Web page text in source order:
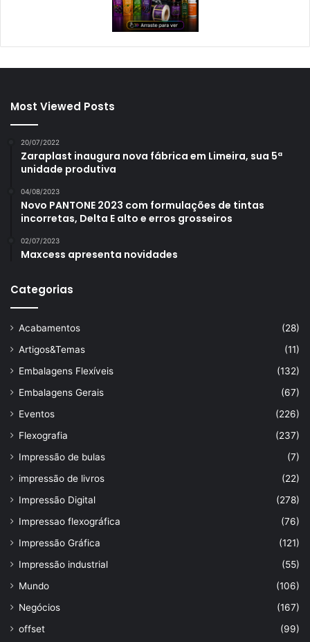
Most Viewed Posts
20/07/2022
Zaraplast inaugura nova fábrica em Limeira, sua 5ª
unidade produtiva
04/08/2023
Novo PANTONE 2023 com formulações de tintas
incorretas, Delta E alto e erros grosseiros
02/07/2023
Maxcess apresenta novidades
Categorias
Acabamentos
(28)
Artigos&Temas
(11)
Embalagens Flexíveis
(132)
Embalagens Gerais
(67)
Eventos
(226)
Flexografia
(237)
Impressão de bulas
(7)
impressão de livros
(22)
Impressão Digital
(278)
Impressao flexográfica
(76)
Impressão Gráfica
(121)
Impressão industrial
(55)
Mundo
(106)
Negócios
(167)
offset
(99)